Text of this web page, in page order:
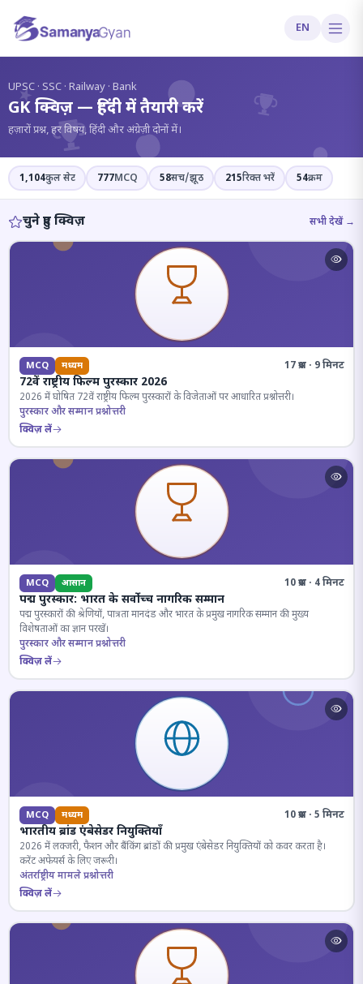
EN
?
UPSC · SSC · Railway · Bank
GK क्विज़ — हिंदी में तैयारी करें
हज़ारों प्रश्न, हर विषय, हिंदी और अंग्रेज़ी दोनों में।
1,104कुल सेट 777MCQ 58सच/झूठ 215रिक्त भरें 54क्रम
चुने हुए क्विज़ सभी देखें →
MCQ मध्यम 17 प्रश्न · 9 मिनट
72वें राष्ट्रीय फिल्म पुरस्कार 2026
2026 में घोषित 72वें राष्ट्रीय फिल्म पुरस्कारों के विजेताओं पर आधारित प्रश्नोत्तरी।
पुरस्कार और सम्मान प्रश्नोत्तरी
क्विज़ लें
MCQ आसान 10 प्रश्न · 4 मिनट
पद्म पुरस्कार: भारत के सर्वोच्च नागरिक सम्मान
पद्म पुरस्कारों की श्रेणियों, पात्रता मानदंड और भारत के प्रमुख नागरिक सम्मान की मुख्य
विशेषताओं का ज्ञान परखें।
पुरस्कार और सम्मान प्रश्नोत्तरी
क्विज़ लें
MCQ मध्यम 10 प्रश्न · 5 मिनट
भारतीय ब्रांड एंबेसेडर नियुक्तियाँ
2026 में लक्जरी, फैशन और बैंकिंग ब्रांडों की प्रमुख एंबेसेडर नियुक्तियों को कवर करता है।
करेंट अफेयर्स के लिए जरूरी।
अंतर्राष्ट्रीय मामले प्रश्नोत्तरी
क्विज़ लें